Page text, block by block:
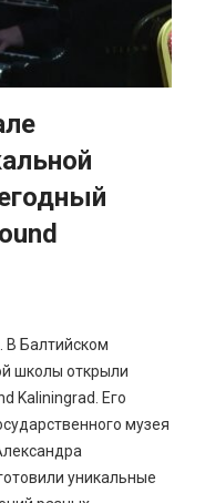
В Балтийском
школы открыли
Kaliningrad. Его
музея
уникальные